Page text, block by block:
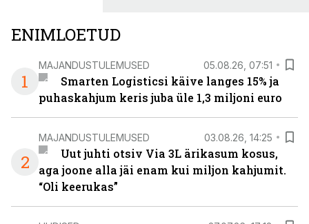
ENIMLOETUD
1
MAJANDUSTULEMUSED 05.08.26, 07:51
Smarten Logisticsi käive langes 15% ja
puhaskahjum keris juba üle 1,3 miljoni euro
2
MAJANDUSTULEMUSED 03.08.26, 14:25
Uut juhti otsiv Via 3L ärikasum kosus,
aga joone alla jäi enam kui miljon kahjumit.
“Oli keerukas”